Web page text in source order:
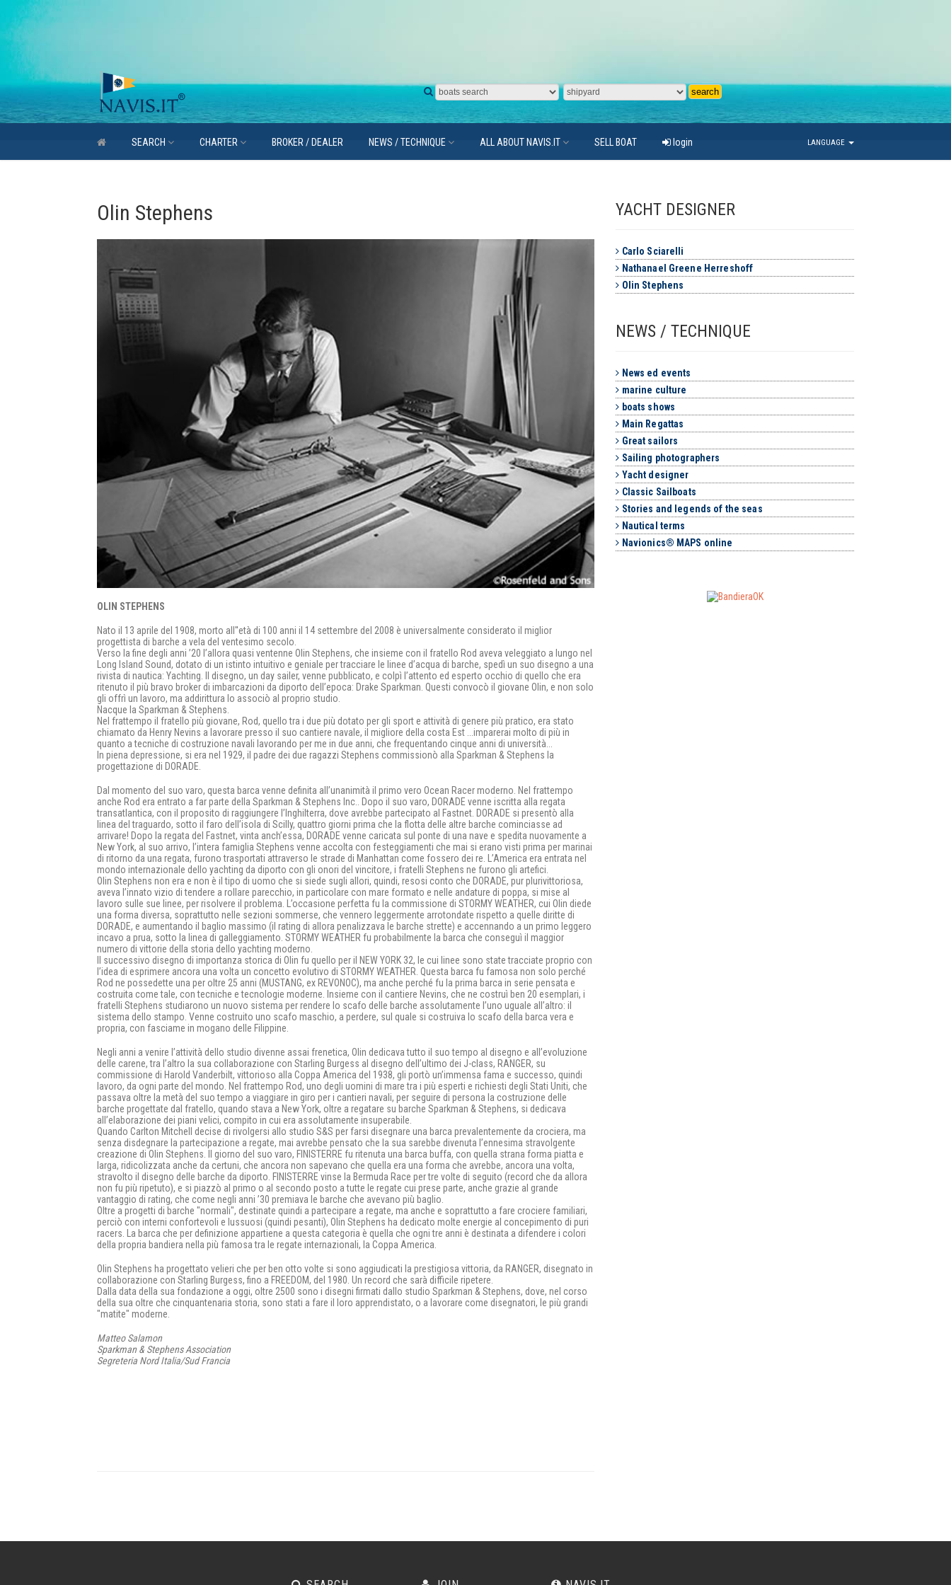
LANGUAGE
SEARCH CHARTER BROKER / DEALER NEWS / TECHNIQUE ALL ABOUT NAVIS.IT SELL BOAT login
Olin Stephens
OLIN STEPHENS
Nato il 13 aprile del 1908, morto all''età di 100 anni il 14 settembre del 2008 è universalmente considerato il miglior
progettista di barche a vela del ventesimo secolo.
Verso la fine degli anni ’20 l’allora quasi ventenne Olin Stephens, che insieme con il fratello Rod aveva veleggiato a lungo nel
Long Island Sound, dotato di un istinto intuitivo e geniale per tracciare le linee d’acqua di barche, spedì un suo disegno a una
rivista di nautica: Yachting. Il disegno, un day sailer, venne pubblicato, e colpì l’attento ed esperto occhio di quello che era
ritenuto il più bravo broker di imbarcazioni da diporto dell’epoca: Drake Sparkman. Questi convocò il giovane Olin, e non solo
gli offrì un lavoro, ma addirittura lo associò al proprio studio.
Nacque la Sparkman & Stephens.
Nel frattempo il fratello più giovane, Rod, quello tra i due più dotato per gli sport e attività di genere più pratico, era stato
chiamato da Henry Nevins a lavorare presso il suo cantiere navale, il migliore della costa Est ...imparerai molto di più in
quanto a tecniche di costruzione navali lavorando per me in due anni, che frequentando cinque anni di università...
In piena depressione, si era nel 1929, il padre dei due ragazzi Stephens commissionò alla Sparkman & Stephens la
progettazione di DORADE.
Dal momento del suo varo, questa barca venne definita all’unanimità il primo vero Ocean Racer moderno. Nel frattempo
anche Rod era entrato a far parte della Sparkman & Stephens Inc.. Dopo il suo varo, DORADE venne iscritta alla regata
transatlantica, con il proposito di raggiungere l’Inghilterra, dove avrebbe partecipato al Fastnet. DORADE si presentò alla
linea del traguardo, sotto il faro dell’isola di Scilly, quattro giorni prima che la flotta delle altre barche cominciasse ad
arrivare! Dopo la regata del Fastnet, vinta anch’essa, DORADE venne caricata sul ponte di una nave e spedita nuovamente a
New York, al suo arrivo, l’intera famiglia Stephens venne accolta con festeggiamenti che mai si erano visti prima per marinai
di ritorno da una regata, furono trasportati attraverso le strade di Manhattan come fossero dei re. L’America era entrata nel
mondo internazionale dello yachting da diporto con gli onori del vincitore, i fratelli Stephens ne furono gli artefici.
Olin Stephens non era e non è il tipo di uomo che si siede sugli allori, quindi, resosi conto che DORADE, pur plurivittoriosa,
aveva l’innato vizio di tendere a rollare parecchio, in particolare con mare formato e nelle andature di poppa, si mise al
lavoro sulle sue linee, per risolvere il problema. L’occasione perfetta fu la commissione di STORMY WEATHER, cui Olin diede
una forma diversa, soprattutto nelle sezioni sommerse, che vennero leggermente arrotondate rispetto a quelle diritte di
DORADE, e aumentando il baglio massimo (il rating di allora penalizzava le barche strette) e accennando a un primo leggero
incavo a prua, sotto la linea di galleggiamento. STORMY WEATHER fu probabilmente la barca che conseguì il maggior
numero di vittorie della storia dello yachting moderno.
Il successivo disegno di importanza storica di Olin fu quello per il NEW YORK 32, le cui linee sono state tracciate proprio con
l’idea di esprimere ancora una volta un concetto evolutivo di STORMY WEATHER. Questa barca fu famosa non solo perché
Rod ne possedette una per oltre 25 anni (MUSTANG, ex REVONOC), ma anche perché fu la prima barca in serie pensata e
costruita come tale, con tecniche e tecnologie moderne. Insieme con il cantiere Nevins, che ne costruì ben 20 esemplari, i
fratelli Stephens studiarono un nuovo sistema per rendere lo scafo delle barche assolutamente l’uno uguale all’altro: il
sistema dello stampo. Venne costruito uno scafo maschio, a perdere, sul quale si costruiva lo scafo della barca vera e
propria, con fasciame in mogano delle Filippine.
Negli anni a venire l’attività dello studio divenne assai frenetica, Olin dedicava tutto il suo tempo al disegno e all’evoluzione
delle carene, tra l’altro la sua collaborazione con Starling Burgess al disegno dell’ultimo dei J-class, RANGER, su
commissione di Harold Vanderbilt, vittorioso alla Coppa America del 1938, gli portò un’immensa fama e successo, quindi
lavoro, da ogni parte del mondo. Nel frattempo Rod, uno degli uomini di mare tra i più esperti e richiesti degli Stati Uniti, che
passava oltre la metà del suo tempo a viaggiare in giro per i cantieri navali, per seguire di persona la costruzione delle
barche progettate dal fratello, quando stava a New York, oltre a regatare su barche Sparkman & Stephens, si dedicava
all’elaborazione dei piani velici, compito in cui era assolutamente insuperabile.
Quando Carlton Mitchell decise di rivolgersi allo studio S&S per farsi disegnare una barca prevalentemente da crociera, ma
senza disdegnare la partecipazione a regate, mai avrebbe pensato che la sua sarebbe divenuta l’ennesima stravolgente
creazione di Olin Stephens. Il giorno del suo varo, FINISTERRE fu ritenuta una barca buffa, con quella strana forma piatta e
larga, ridicolizzata anche da certuni, che ancora non sapevano che quella era una forma che avrebbe, ancora una volta,
stravolto il disegno delle barche da diporto. FINISTERRE vinse la Bermuda Race per tre volte di seguito (record che da allora
non fu più ripetuto), e si piazzò al primo o al secondo posto a tutte le regate cui prese parte, anche grazie al grande
vantaggio di rating, che come negli anni ’30 premiava le barche che avevano più baglio.
Oltre a progetti di barche "normali", destinate quindi a partecipare a regate, ma anche e soprattutto a fare crociere familiari,
perciò con interni confortevoli e lussuosi (quindi pesanti), Olin Stephens ha dedicato molte energie al concepimento di puri
racers. La barca che per definizione appartiene a questa categoria è quella che ogni tre anni è destinata a difendere i colori
della propria bandiera nella più famosa tra le regate internazionali, la Coppa America.
Olin Stephens ha progettato velieri che per ben otto volte si sono aggiudicati la prestigiosa vittoria, da RANGER, disegnato in
collaborazione con Starling Burgess, fino a FREEDOM, del 1980. Un record che sarà difficile ripetere.
Dalla data della sua fondazione a oggi, oltre 2500 sono i disegni firmati dallo studio Sparkman & Stephens, dove, nel corso
della sua oltre che cinquantenaria storia, sono stati a fare il loro apprendistato, o a lavorare come disegnatori, le più grandi
"matite" moderne.
Matteo Salamon
Sparkman & Stephens Association
Segreteria Nord Italia/Sud Francia
YACHT DESIGNER
Carlo Sciarelli
Nathanael Greene Herreshoff
Olin Stephens
NEWS / TECHNIQUE
News ed events
marine culture
boats shows
Main Regattas
Great sailors
Sailing photographers
Yacht designer
Classic Sailboats
Stories and legends of the seas
Nautical terms
Navionics® MAPS online